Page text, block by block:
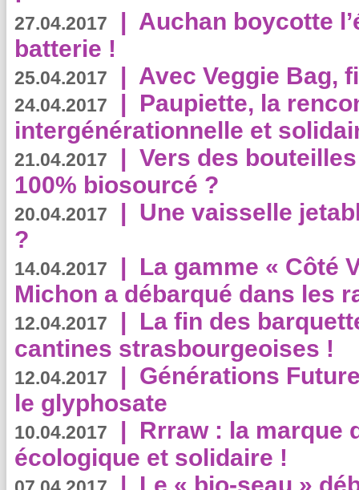
27.04.2017 | Auchan boycotte
batterie !
25.04.2017 | Avec Veggie Bag,
24.04.2017 | Paupiette, la
intergénérationnelle et
21.04.2017 | Vers des
100% biosourcé ?
20.04.2017 | Une vaisselle
?
14.04.2017 | La gamme « Côté
Michon a débarqué dans les
12.04.2017 | La fin des
cantines strasbourgeoises !
12.04.2017 | Générations
le glyphosate
10.04.2017 | Rrraw : la marque
écologique et solidaire !